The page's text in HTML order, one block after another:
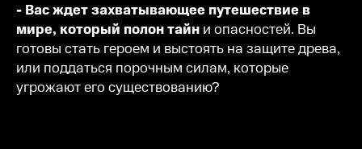
- Вас ждет захватывающее путешествие в
мире, который полон тайн и опасностей. Вы
готовы стать героем и выстоять на защите древа,
или поддаться порочным силам, которые
угрожают его существованию?